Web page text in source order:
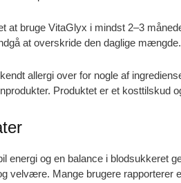
at bruge VitaGlyx i mindst 2–3
at overskride den daglige mængde.
allergi over for nogle af
Produktet er et kosttilskud
energi og en balance i blodsukkeret
velvære. Mange brugere